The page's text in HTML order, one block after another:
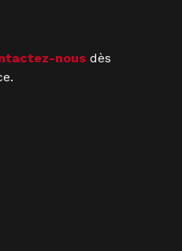
nous dès